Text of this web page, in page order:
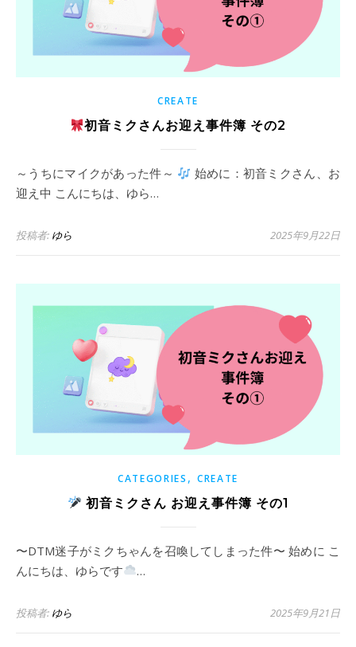
CREATE
初音ミクさんお迎え事件簿 その2
～うちにマイクがあった件～
始めに：初音ミクさん、お
迎え中 こんにちは、ゆら…
投稿者: ゆら 2025年9月22日
CATEGORIES , CREATE
初音ミクさん お迎え事件簿 その1
〜DTM迷子がミクちゃんを召喚してしまった件〜 始めに こ
んにちは、ゆらです
…
投稿者: ゆら 2025年9月21日